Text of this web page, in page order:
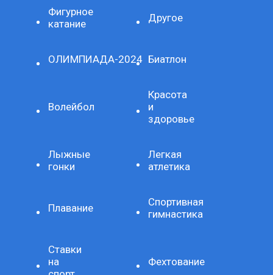
Фигурное
катание
Другое
ОЛИМПИАДА-2024 Биатлон
Волейбол
Красота
и
здоровье
Лыжные
гонки
Легкая
атлетика
Плавание
Спортивная
гимнастика
Ставки
на
Фехтование